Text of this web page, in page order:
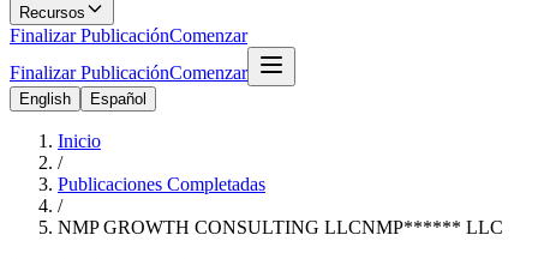
Recursos
Finalizar PublicaciónComenzar
Finalizar PublicaciónComenzar
English Español
Inicio
/
Publicaciones Completadas
/
NMP GROWTH CONSULTING LLCNMP****** LLC